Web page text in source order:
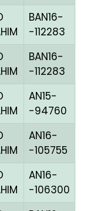
BAN16-
-112283
BAN16-
-112283
AN15-
-94760
AN16-
-105755
AN16-
-106300